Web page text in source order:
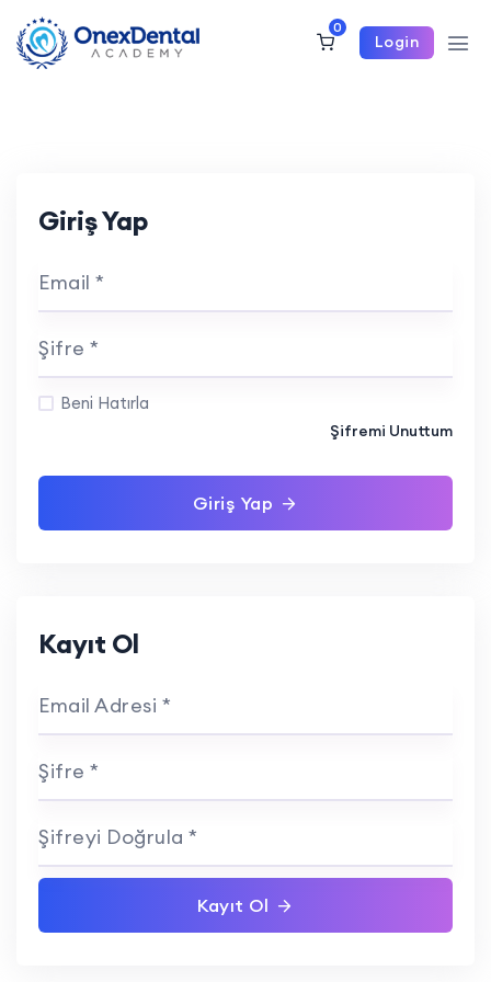
0
Login
Giriş Yap
Email *
Şifre *
Beni Hatırla
Şifremi Unuttum
Giriş Yap
Kayıt Ol
Email Adresi *
Şifre *
Şifreyi Doğrula *
Kayıt Ol